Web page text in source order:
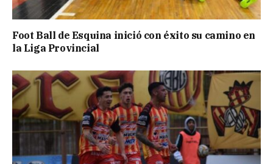
Foot Ball de Esquina inició con éxito su camino en
la Liga Provincial